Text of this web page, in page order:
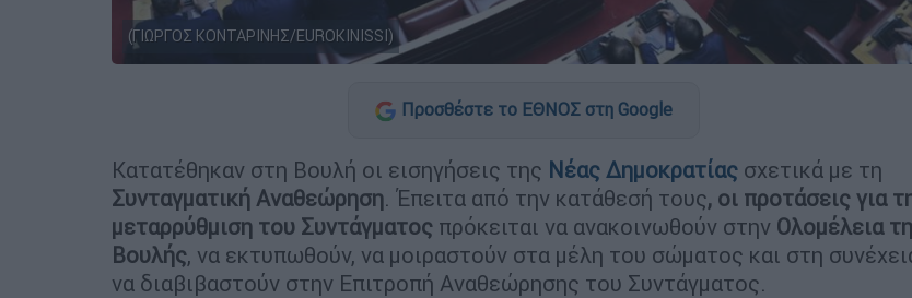
(ΓΙΩΡΓΟΣ ΚΟΝΤΑΡΙΝΗΣ/EUROKINISSI)
Προσθέστε το ΕΘΝΟΣ στη Google
Κατατέθηκαν στη Βουλή οι εισηγήσεις της Νέας Δημοκρατίας σχετικά με τη
Συνταγματική Αναθεώρηση. Έπειτα από την κατάθεσή τους, οι προτάσεις για
μεταρρύθμιση του Συντάγματος πρόκειται να ανακοινωθούν στην Ολομέλεια
Βουλής, να εκτυπωθούν, να μοιραστούν στα μέλη του σώματος και στη
να διαβιβαστούν στην Επιτροπή Αναθεώρησης του Συντάγματος.